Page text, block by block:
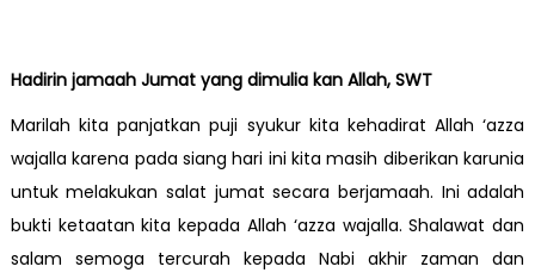
Hadirin jamaah Jumat yang dimulia kan Allah, SWT
Marilah kita panjatkan puji syukur kita kehadirat Allah ‘azza
wajalla karena pada siang hari ini kita masih diberikan karunia
untuk melakukan salat jumat secara berjamaah. Ini adalah
bukti ketaatan kita kepada Allah ‘azza wajalla. Shalawat dan
salam semoga tercurah kepada Nabi akhir zaman dan